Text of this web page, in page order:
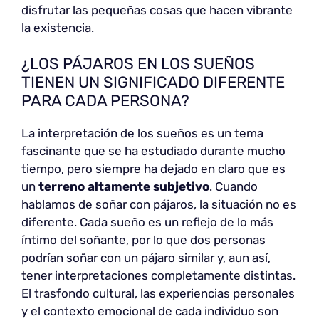
disfrutar las pequeñas cosas que hacen vibrante
la existencia.
¿LOS PÁJAROS EN LOS SUEÑOS
TIENEN UN SIGNIFICADO DIFERENTE
PARA CADA PERSONA?
La interpretación de los sueños es un tema
fascinante que se ha estudiado durante mucho
tiempo, pero siempre ha dejado en claro que es
un terreno altamente subjetivo. Cuando
hablamos de soñar con pájaros, la situación no es
diferente. Cada sueño es un reflejo de lo más
íntimo del soñante, por lo que dos personas
podrían soñar con un pájaro similar y, aun así,
tener interpretaciones completamente distintas.
El trasfondo cultural, las experiencias personales
y el contexto emocional de cada individuo son